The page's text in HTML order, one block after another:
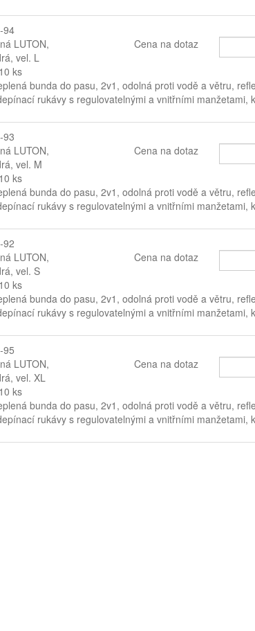
94
LUTON,
vel. L
ks
Cena na dotaz
bunda do pasu, 2v1, odolná proti vodě a větru,
rukávy s regulovatelnými a vnitřními manžetami,
93
LUTON,
vel. M
ks
Cena na dotaz
bunda do pasu, 2v1, odolná proti vodě a větru,
rukávy s regulovatelnými a vnitřními manžetami,
92
LUTON,
vel. S
ks
Cena na dotaz
bunda do pasu, 2v1, odolná proti vodě a větru,
rukávy s regulovatelnými a vnitřními manžetami,
95
LUTON,
vel. XL
ks
Cena na dotaz
bunda do pasu, 2v1, odolná proti vodě a větru,
rukávy s regulovatelnými a vnitřními manžetami,